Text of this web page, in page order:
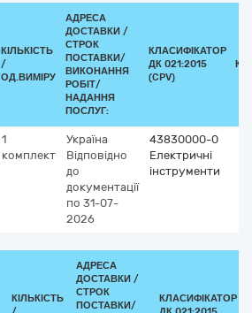
КІЛЬКІСТЬ
/
ОД.ВИМІРУ
АДРЕСА
ДОСТАВКИ /
СТРОК
ПОСТАВКИ/
ВИКОНАННЯ
РОБІТ/
НАДАННЯ
ПОСЛУГ:
КЛАСИФІКАТОР
ДК 021:2015
(CPV)
1
комплект
Україна
Відповідно
до
документації
по 31-07-
2026
43830000-0
Електричні
інструменти
КІЛЬКІСТЬ
АДРЕСА
ДОСТАВКИ /
СТРОК
ПОСТАВКИ/
КЛАСИФІКАТОР